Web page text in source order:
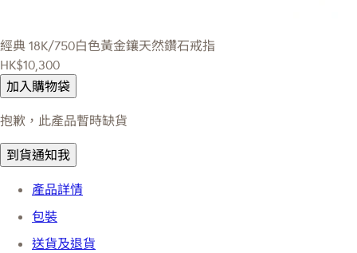
經典 18K/750白色黃金鑲天然鑽石戒指
HK$10,300
加入購物袋
抱歉，此產品暫時缺貨
到貨通知我
產品詳情
包裝
送貨及退貨